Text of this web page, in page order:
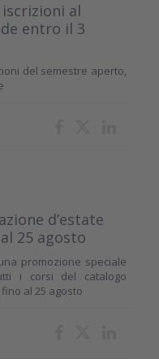
al
entro il 3
del semestre aperto,
d’estate
25 agosto
promozione speciale
i corsi del catalogo
al 25 agosto